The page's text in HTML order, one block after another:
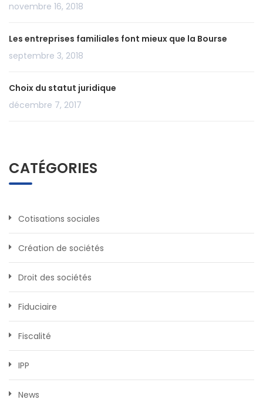
novembre 16, 2018
Les entreprises familiales font mieux que la Bourse
septembre 3, 2018
Choix du statut juridique
décembre 7, 2017
CATÉGORIES
Cotisations sociales
Création de sociétés
Droit des sociétés
Fiduciaire
Fiscalité
IPP
News